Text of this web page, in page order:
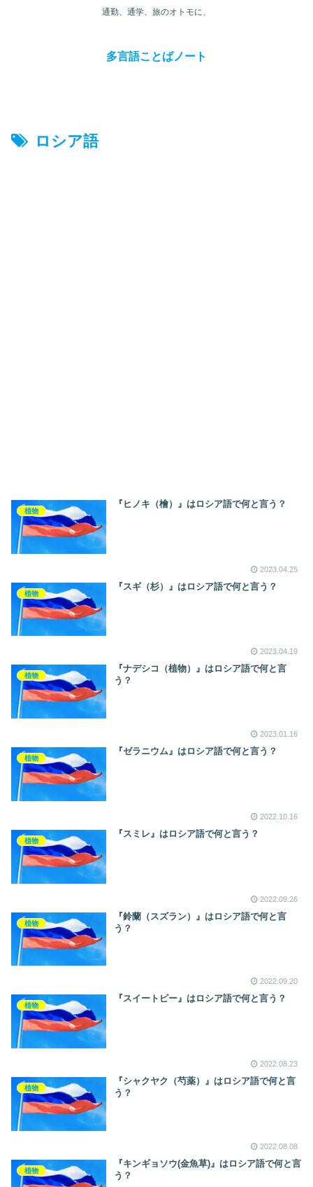
通勤、通学、旅のオトモに、
多言語ことばノート
ロシア語
植物
『ヒノキ（檜）』はロシア語で何と言う？
2023.04.25
植物
『スギ（杉）』はロシア語で何と言う？
2023.04.19
植物
『ナデシコ（植物）』はロシア語で何と言
う？
2023.01.16
植物
『ゼラニウム』はロシア語で何と言う？
2022.10.16
植物
『スミレ』はロシア語で何と言う？
2022.09.26
植物
『鈴蘭（スズラン）』はロシア語で何と言
う？
2022.09.20
植物
『スイートピー』はロシア語で何と言う？
2022.08.23
植物
『シャクヤク（芍薬）』はロシア語で何と言
う？
2022.08.08
植物
『キンギョソウ(金魚草)』はロシア語で何と言
う？